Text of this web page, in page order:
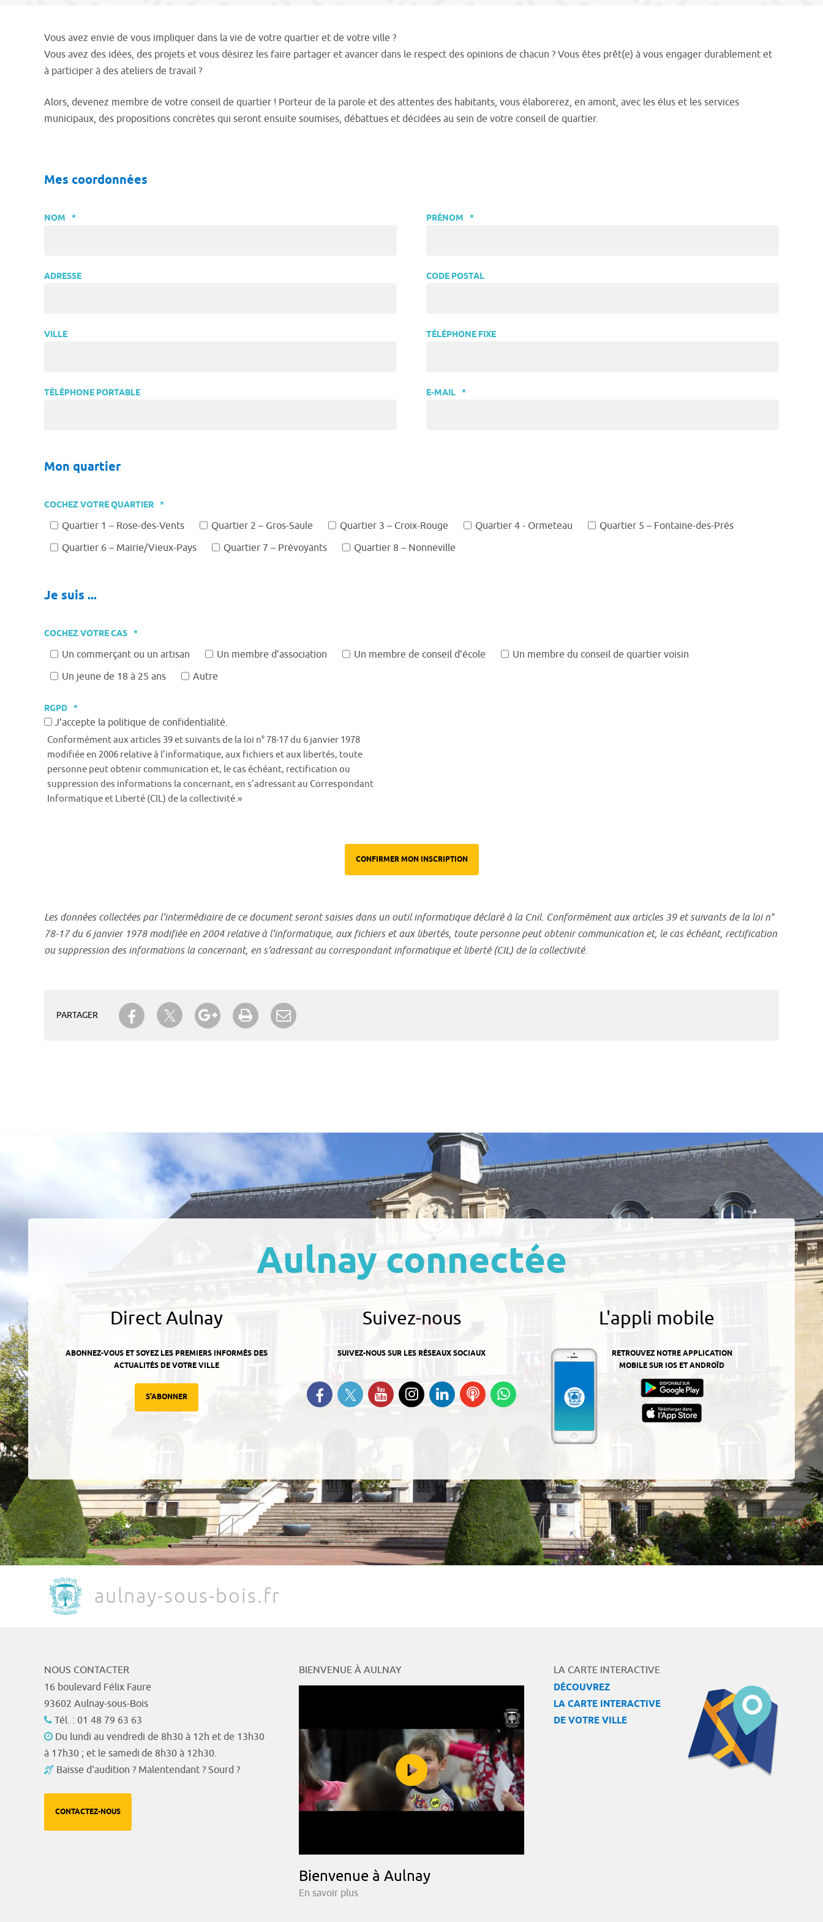
Vous avez envie de vous impliquer dans la vie de votre quartier et de votre ville ?
Vous avez des idées, des projets et vous désirez les faire partager et avancer dans le respect des opinions de chacun ? Vous êtes prêt(e) à vous engager durablement et
à participer à des ateliers de travail ?
Alors, devenez membre de votre conseil de quartier ! Porteur de la parole et des attentes des habitants, vous élaborerez, en amont, avec les élus et les services
municipaux, des propositions concrètes qui seront ensuite soumises, débattues et décidées au sein de votre conseil de quartier.
Mes coordonnées
NOM * PRÉNOM *
ADRESSE CODE POSTAL
VILLE TÉLÉPHONE FIXE
TÉLÉPHONE PORTABLE E-MAIL *
Mon quartier
COCHEZ VOTRE QUARTIER *
Quartier 1 – Rose-des-Vents Quartier 2 – Gros-Saule Quartier 3 – Croix-Rouge Quartier 4 - Ormeteau
Quartier 5 – Fontaine-des-Prés
Quartier 6 – Mairie/Vieux-Pays
Quartier 7 – Prévoyants Quartier 8 – Nonneville
Je suis ...
COCHEZ VOTRE CAS *
Un commerçant ou un artisan Un membre d’association Un membre de conseil d’école
Un membre du conseil de quartier voisin
Un jeune de 18 à 25 ans
Autre
RGPD *
J’accepte la politique de confidentialité.
Conformément aux articles 39 et suivants de la loi n° 78-17 du 6 janvier 1978
modifiée en 2006 relative à l’informatique, aux fichiers et aux libertés, toute
personne peut obtenir communication et, le cas échéant, rectification ou
suppression des informations la concernant, en s’adressant au Correspondant
Informatique et Liberté (CIL) de la collectivité.»
CONFIRMER MON INSCRIPTION
Les données collectées par l’intermédiaire de ce document seront saisies dans un outil informatique déclaré à la Cnil. Conformément aux articles 39 et suivants de la loi n°
78-17 du 6 janvier 1978 modifiée en 2004 relative à l’informatique, aux fichiers et aux libertés, toute personne peut obtenir communication et, le cas échéant, rectification
ou suppression des informations la concernant, en s’adressant au correspondant informatique et liberté (CIL) de la collectivité.
PARTAGER
Partager sur Facebook
Partager sur TwitterPartager sur Google+
Imprimer
Aulnay connectée
Direct Aulnay
ABONNEZ-VOUS ET SOYEZ LES PREMIERS INFORMÉS DES
ACTUALITÉS DE VOTRE VILLE
S'ABONNER
Suivez-nous
SUIVEZ-NOUS SUR LES RÉSEAUX SOCIAUX
Retrouvez-nous sur Facebook
Suivez-nous sur Twitter
Suivez-nous sur YouTube
Suivez-nous sur
Instagram
Retrouvez-nous
sur Linkedin
Ecoutez
nos
L'appli mobile
RETROUVEZ NOTRE APPLICATION
MOBILE SUR IOS ET ANDROÏD
aulnay-sous-bois.fr
NOUS CONTACTER
16 boulevard Félix Faure
93602 Aulnay-sous-Bois
Tél. : 01 48 79 63 63
Du lundi au vendredi de 8h30 à 12h et de 13h30
à 17h30 ; et le samedi de 8h30 à 12h30.
Baisse d'audition ? Malentendant ? Sourd ?
CONTACTEZ-NOUS
BIENVENUE À AULNAY
Bienvenue à Aulnay
En savoir plus
LA CARTE INTERACTIVE
DÉCOUVREZ
LA CARTE INTERACTIVE
DE VOTRE VILLE